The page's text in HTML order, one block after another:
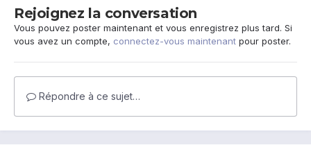
Rejoignez la conversation
Vous pouvez poster maintenant et vous enregistrez plus tard. Si
vous avez un compte, connectez-vous maintenant pour poster.
Répondre à ce sujet…